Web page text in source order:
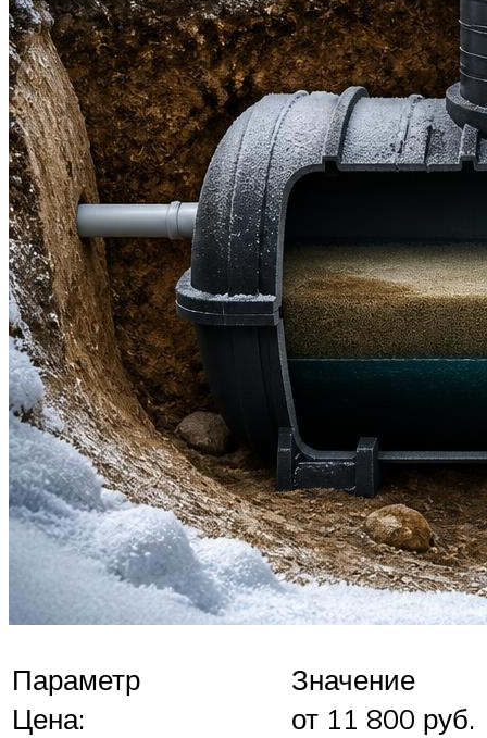
Параметр
Значение
Цена:
от 11 800 руб.